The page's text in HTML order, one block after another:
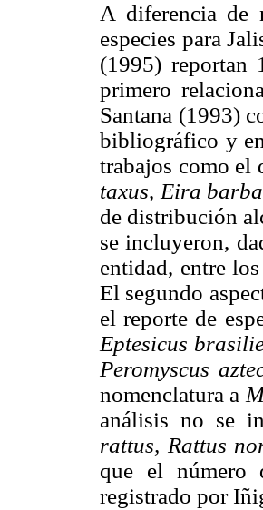
A diferencia de
especies para
(1995) reportan
primero
Santana (1993)
bibliográfico y
trabajos como el
taxus, Eira
de distribución
se incluyeron,
entidad, entre
El segundo
el reporte de
Eptesicus
Peromyscus
nomenclatura a
análisis no se
rattus, Rattus
que el número
registrado por